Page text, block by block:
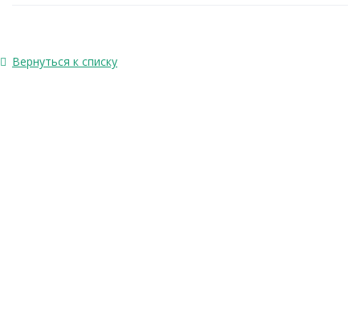
Вернуться к списку